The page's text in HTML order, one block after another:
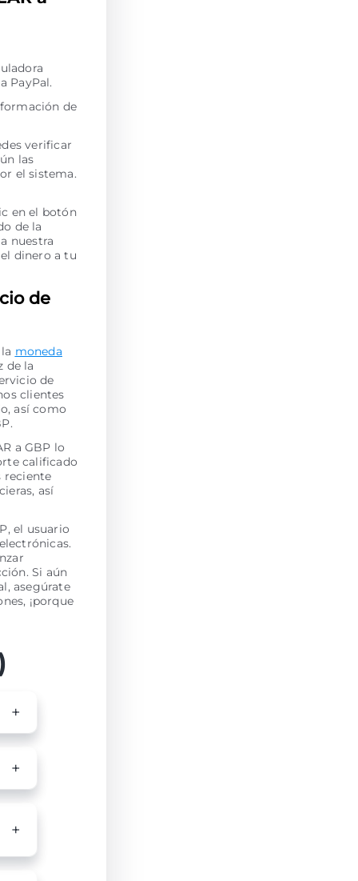
PayPal.
de
verificar
las
el sistema.
en el botón
de la
nuestra
dinero a tu
de
moneda
de la
de
clientes
así como
a GBP lo
calificado
reciente
así
el usuario
Si aún
asegúrate
¡porque